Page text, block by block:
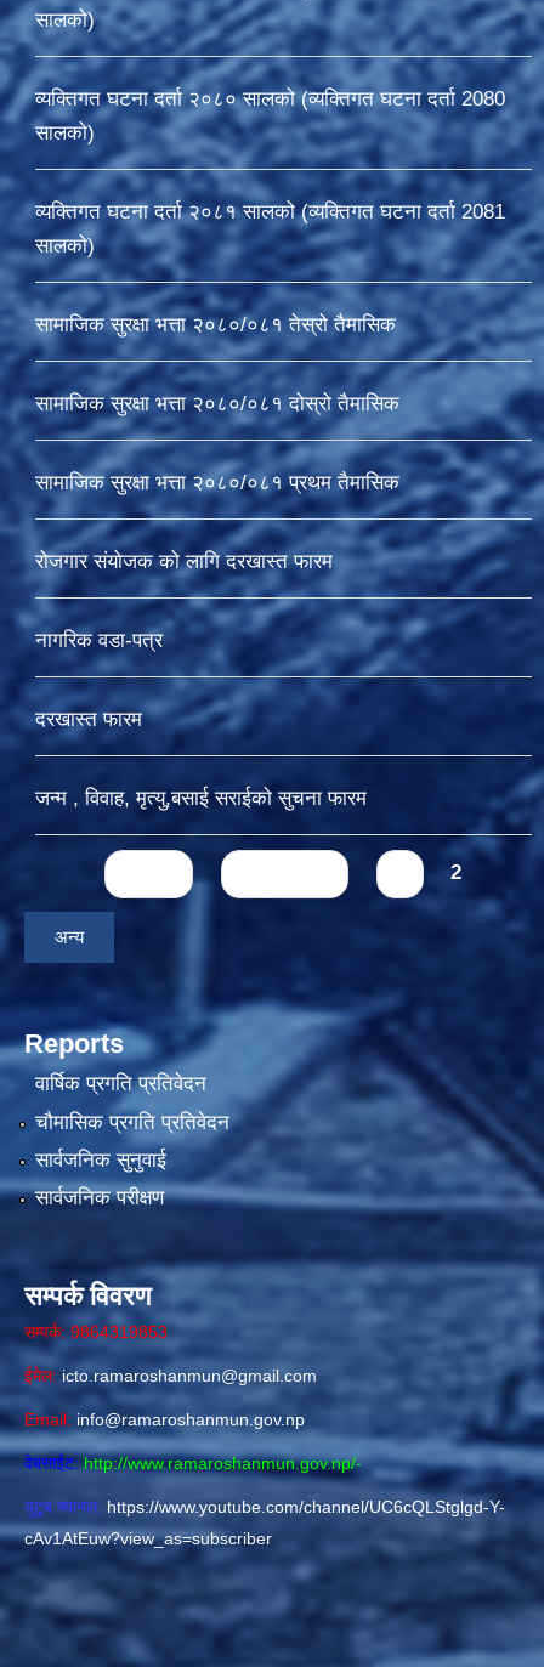
सालको)
व्यक्तिगत घटना दर्ता २०८० सालको (व्यक्तिगत घटना दर्ता 2080
सालको)
व्यक्तिगत घटना दर्ता २०८१ सालको (व्यक्तिगत घटना दर्ता 2081
सालको)
सामाजिक सुरक्षा भत्ता २०८०/०८१ तेस्रो तैमासिक
सामाजिक सुरक्षा भत्ता २०८०/०८१ दोस्रो तैमासिक
सामाजिक सुरक्षा भत्ता २०८०/०८१ प्रथम तैमासिक
रोजगार संयोजक को लागि दरखास्त फारम
नागरिक वडा-पत्र
दरखास्त फारम
जन्म , विवाह, मृत्यु,बसाई सराईकाे सुचना फारम
Pages 2
अन्य
Reports
वार्षिक प्रगति प्रतिवेदन
चौमासिक प्रगति प्रतिवेदन
सार्वजनिक सुनुवाई
सार्वजनिक परीक्षण
सम्पर्क विवरण
सम्पर्क: 9864319853
ईमेल: icto.ramaroshanmun@gmail.com
Email: info@ramaroshanmun.gov.np
वेबसाईट:http://www.ramaroshanmun.gov.np/-
युटुब च्यानल: https://www.youtube.com/channel/UC6cQLStglgd-Y-
cAv1AtEuw?view_as=subscriber